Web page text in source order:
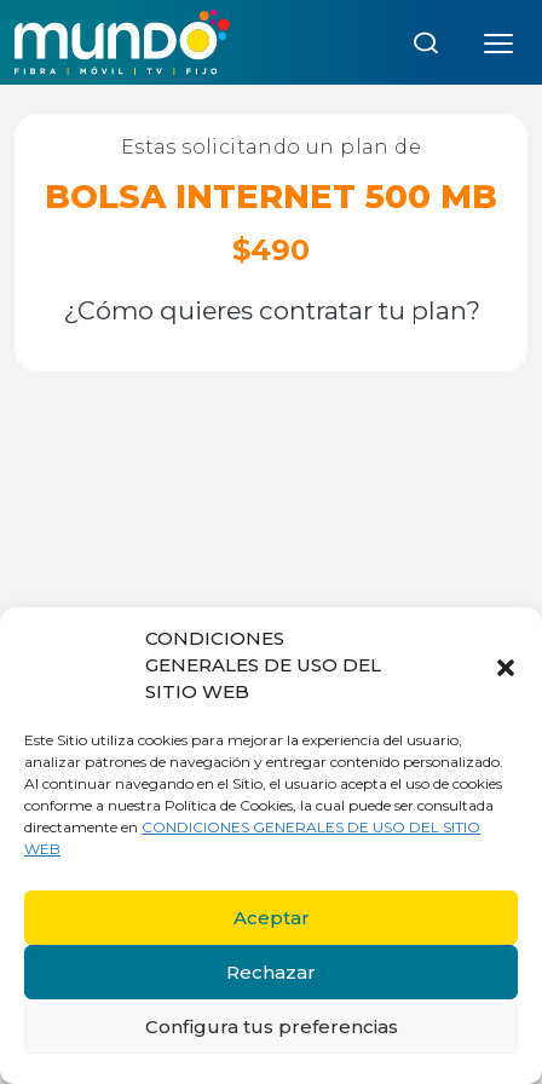
CONDICIONES
GENERALES DE USO DEL
SITIO WEB
Este Sitio utiliza cookies para mejorar la experiencia del usuario,
analizar patrones de navegación y entregar contenido personalizado.
Al continuar navegando en el Sitio, el usuario acepta el uso de cookies
conforme a nuestra Política de Cookies, la cual puede ser consultada
directamente en CONDICIONES GENERALES DE USO DEL SITIO
WEB
Aceptar
Rechazar
Configura tus preferencias
Estas solicitando un plan de
BOLSA INTERNET 500 MB
$490
¿Cómo quieres contratar tu plan?